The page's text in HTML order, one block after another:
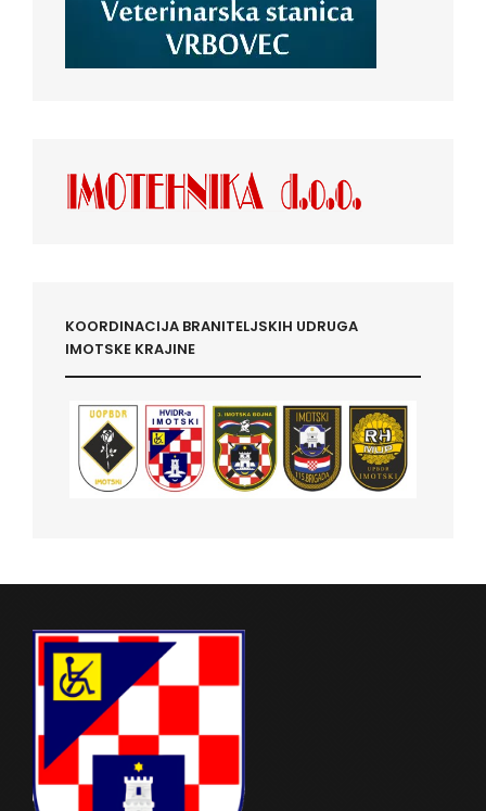
KOORDINACIJA BRANITELJSKIH UDRUGA
IMOTSKE KRAJINE